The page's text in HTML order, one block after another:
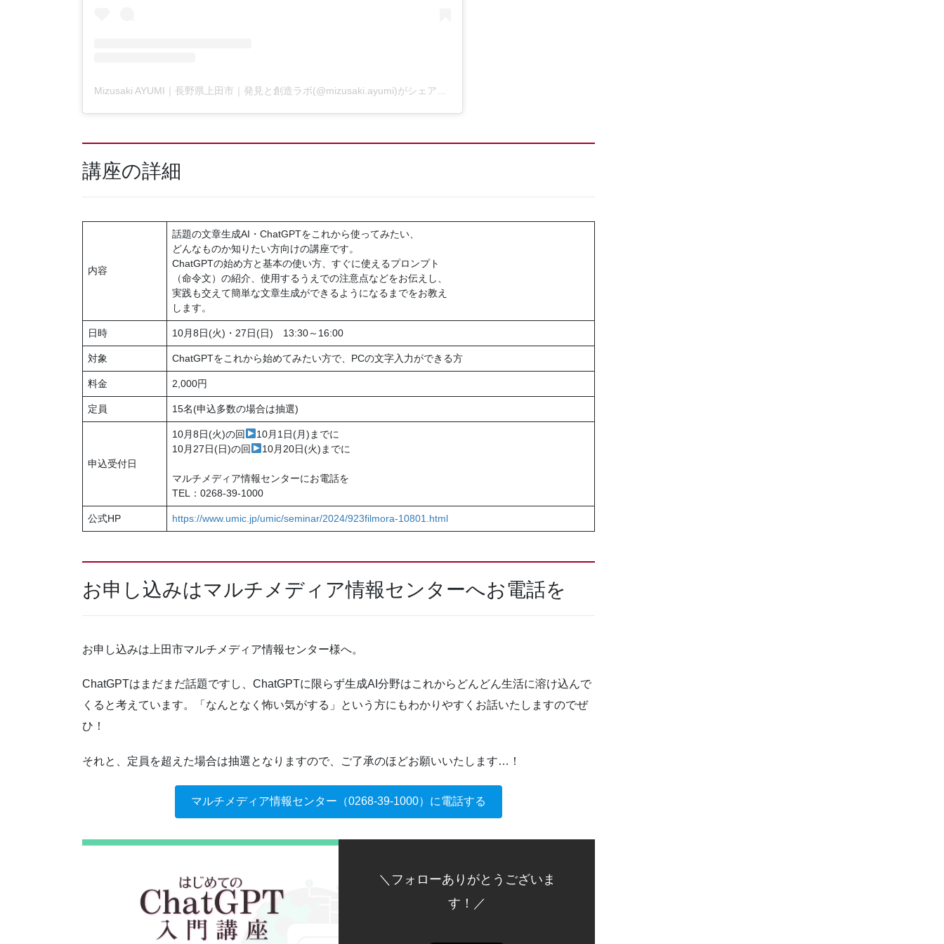
講座の詳細
内容
話題の文章生成AI・ChatGPTをこれから使ってみたい、
どんなものか知りたい方向けの講座です。
ChatGPTの始め方と基本の使い方、すぐに使えるプロンプト
（命令文）の紹介、使用するうえでの注意点などをお伝えし、
実践も交えて簡単な文章生成ができるようになるまでをお教え
します。
日時 10月8日(火)・27日(日) 13:30～16:00
対象 ChatGPTをこれから始めてみたい方で、PCの文字入力ができる方
料金 2,000円
定員 15名(申込多数の場合は抽選)
申込受付日
10月8日(火)の回
10月1日(月)までに
10月27日(日)の回
10月20日(火)までに
マルチメディア情報センターにお電話を
TEL：0268-39-1000
公式HP https://www.umic.jp/umic/seminar/2024/923filmora-10801.html
お申し込みはマルチメディア情報センターへお電話を
お申し込みは上田市マルチメディア情報センター様へ。
ChatGPTはまだまだ話題ですし、ChatGPTに限らず生成AI分野はこれからどんどん生活に溶け込んで
くると考えています。「なんとなく怖い気がする」という方にもわかりやすくお話いたしますのでぜ
ひ！
それと、定員を超えた場合は抽選となりますので、ご了承のほどお願いいたします…！
マルチメディア情報センター（0268-39-1000）に電話する
＼フォローありがとうございま
す！／